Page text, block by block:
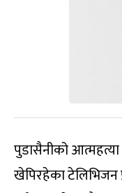
पुडासैनीको आत्महत्या
खेपिरहेका टेलिभिजन